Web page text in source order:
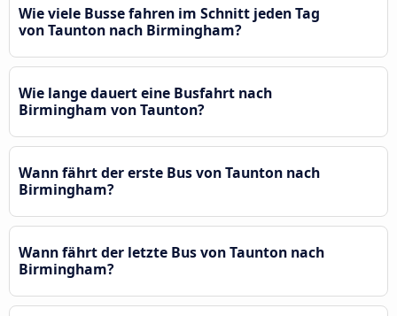
Wie viele Busse fahren im Schnitt jeden Tag
von Taunton nach Birmingham?
Wie lange dauert eine Busfahrt nach
Birmingham von Taunton?
Wann fährt der erste Bus von Taunton nach
Birmingham?
Wann fährt der letzte Bus von Taunton nach
Birmingham?